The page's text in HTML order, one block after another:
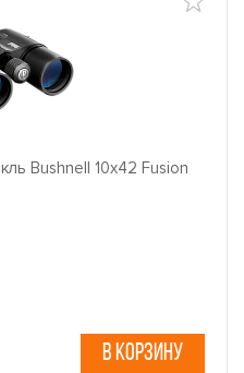
Bushnell 10x42 Fusion
В КОРЗИНУ